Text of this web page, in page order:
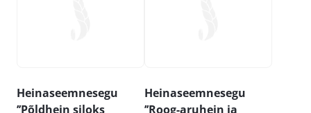
Heinaseemnesegu
’’Põldhein siloks
Heinaseemnesegu
’’Roog-aruhein ja